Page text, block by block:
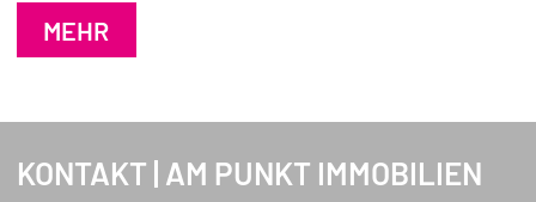
MEHR
KONTAKT | AM PUNKT IMMOBILIEN